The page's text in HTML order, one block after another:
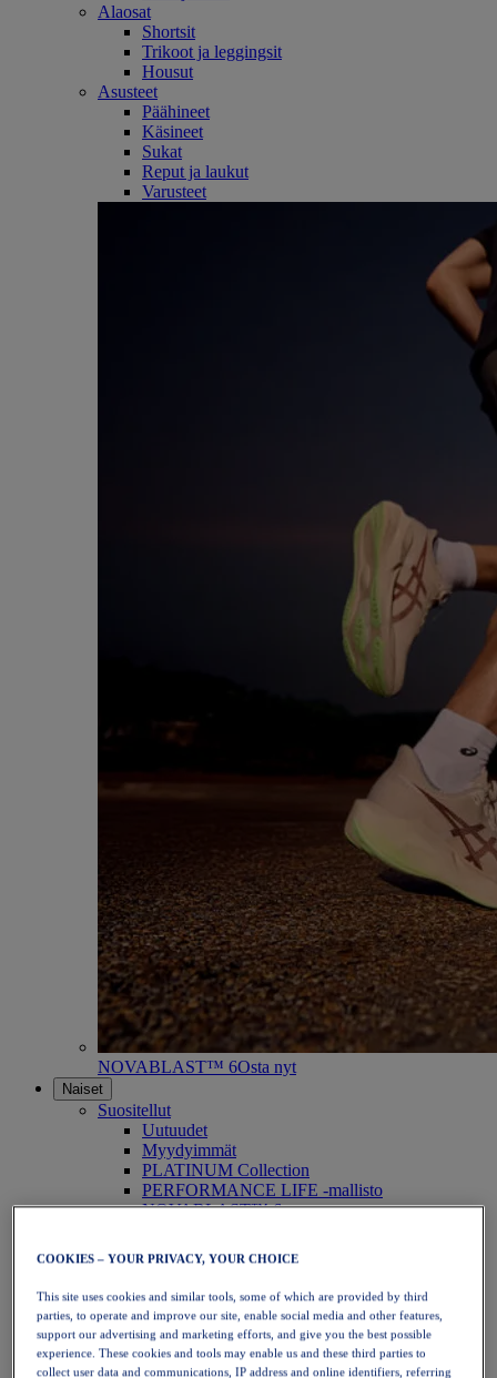
Alaosat
Shortsit
Trikoot ja leggingsit
Housut
Asusteet
Päähineet
Käsineet
Sukat
Reput ja laukut
Varusteet
NOVABLAST™ 6Osta nyt
Naiset
Suositellut
Uutuudet
Myydyimmät
PLATINUM Collection
PERFORMANCE LIFE -mallisto
NOVABLAST™ 6
Juoksu
Polkujuoksu
Tennis
Lentopallo
Käsipallo
Padel
Verkkopallo
COOKIES – YOUR PRIVACY, YOUR CHOICE
This site uses cookies and similar tools, some of which are provided by third
parties, to operate and improve our site, enable social media and other features,
support our advertising and marketing efforts, and give you the best possible
experience. These cookies and tools may enable us and these third parties to
collect user data and communications, IP address and online identifiers, referring